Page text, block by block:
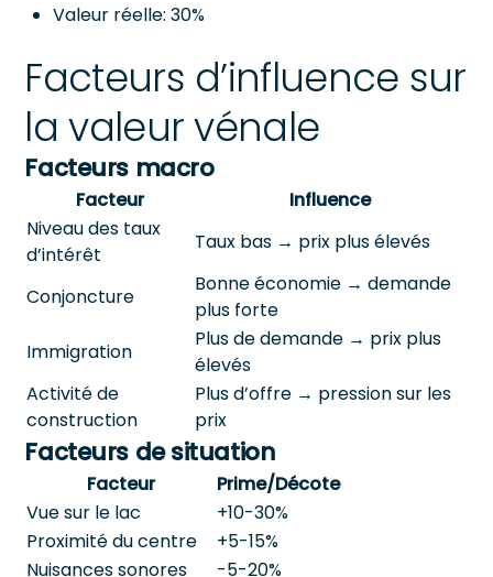
Valeur réelle: 30%
Facteurs d’influence sur
la valeur vénale
Facteurs macro
Facteur
Influence
Niveau des taux
d’intérêt
Taux bas → prix plus élevés
Conjoncture
Bonne économie → demande
plus forte
Immigration
Plus de demande → prix plus
élevés
Activité de
construction
Plus d’offre → pression sur les
prix
Facteurs de situation
Facteur
Prime/Décote
Vue sur le lac
+10-30%
Proximité du centre
+5-15%
Nuisances sonores
-5-20%